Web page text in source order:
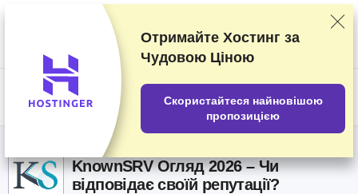
Наші оцінки постачальників послуг засновані на результатах
ретельних тестувань та досліджень, але ми беремо до уваги також і
ваші відгуки та комерційні угоди, укладені з окремими
постачальниками послуг. Ця сторінка містить партнерські
посилання.
Розкриття інформації про рекламодавців
US$
KnownSRV Огляд 2026 – Чи
відповідає своїй репутації?
Отримайте Хостинг за
Чудовою Ціною
Скористайтеся найновішою
пропозицією